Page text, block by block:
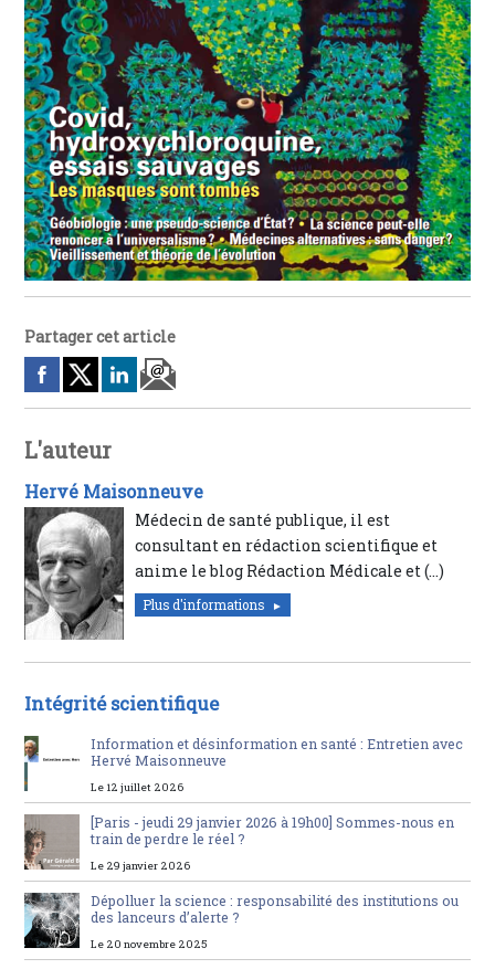
Partager cet article
L'auteur
Hervé Maisonneuve
Médecin de santé publique, il est
consultant en rédaction scientifique et
anime le blog Rédaction Médicale et (…)
Plus d'informations
Intégrité scientifique
Information et désinformation en santé : Entretien avec
Hervé Maisonneuve
Le 12 juillet 2026
[Paris - jeudi 29 janvier 2026 à 19h00] Sommes-nous en
train de perdre le réel ?
Le 29 janvier 2026
Dépolluer la science : responsabilité des institutions ou
des lanceurs d’alerte ?
Le 20 novembre 2025